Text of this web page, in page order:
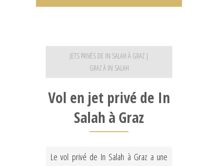
JETS PRIVÉS DE IN SALAH À GRAZ |
GRAZ À IN SALAH
Vol en jet privé de In
Salah à Graz
Le vol privé de In Salah à Graz a une